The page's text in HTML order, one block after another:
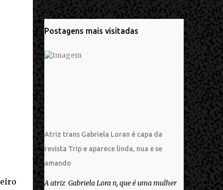
Postagens mais visitadas
Atriz trans Gabriela Loran é capa da
revista Trip e aparece linda, nua e se
amando
A atriz Gabriela Lora n, que é uma mulher